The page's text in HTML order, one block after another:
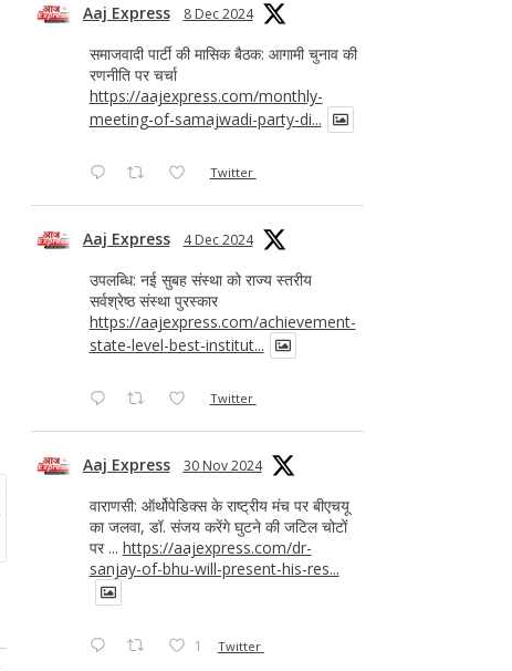
Aaj Express 8 Dec 2024
समाजवादी पार्टी की मासिक बैठक: आगामी चुनाव की
रणनीति पर चर्चा
https://aajexpress.com/monthly-
meeting-of-samajwadi-party-di...
Twitter
Aaj Express 4 Dec 2024
उपलब्धि: नई सुबह संस्था को राज्य स्तरीय
सर्वश्रेष्ठ संस्था पुरस्कार
https://aajexpress.com/achievement-
state-level-best-institut...
Twitter
Aaj Express 30 Nov 2024
वाराणसी: ऑर्थोपेडिक्स के राष्ट्रीय मंच पर बीएचयू
का जलवा, डॉ. संजय करेंगे घुटने की जटिल चोटों
पर ... https://aajexpress.com/dr-
sanjay-of-bhu-will-present-his-res...
1 Twitter